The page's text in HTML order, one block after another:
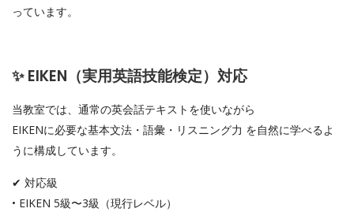
っています。
✨ EIKEN（実用英語技能検定）対応
当教室では、通常の英会話テキストを使いながら
EIKENに必要な基本文法・語彙・リスニング力 を自然に学べるよ
うに構成しています。
✔ 対応級
• EIKEN 5級〜3級（現行レベル）